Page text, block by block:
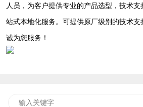
人员，为客户提供专业的产品选型，技术
站式本地化服务。可提供原厂级别的技术
诚为您服务！